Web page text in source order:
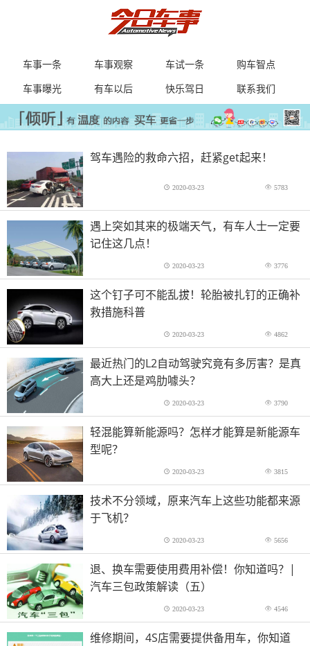
车事一条 车事观察 车试一条
购车智点
车事曝光
有车以后 快乐驾日 联系我们
驾车遇险的救命六招，赶紧get起来！
2020-03-23 5783
遇上突如其来的极端天气，有车人士一定要
记住这几点！
2020-03-23 3776
这个钉子可不能乱拔！轮胎被扎钉的正确补
救措施科普
2020-03-23 4862
最近热门的L2自动驾驶究竟有多厉害？是真
高大上还是鸡肋噱头？
2020-03-23 3790
轻混能算新能源吗？怎样才能算是新能源车
型呢？
2020-03-23 3815
技术不分领域，原来汽车上这些功能都来源
于飞机？
2020-03-23 5656
退、换车需要使用费用补偿！你知道吗？|
汽车三包政策解读（五）
2020-03-23 4546
维修期间，4S店需要提供备用车，你知道